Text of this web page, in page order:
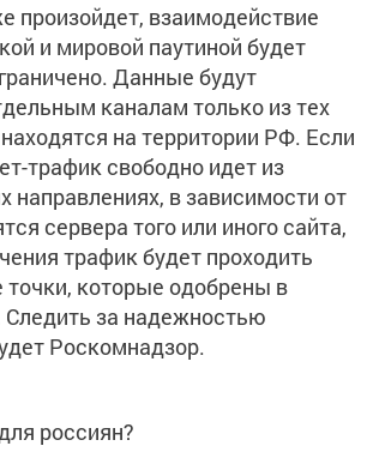
произойдет, взаимодействие
и мировой паутиной будет
Данные будут
каналам только из тех
на территории РФ. Если
трафик свободно идет из
направлениях, в зависимости от
сервера того или иного сайта,
трафик будет проходить
точки, которые одобрены в
Следить за надежностью
Роскомнадзор.
россиян?